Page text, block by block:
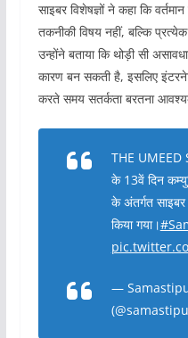
साइबर विशेषज्ञों ने कहा कि
तकनीकी विषय नहीं, बल्कि
उन्होंने बताया कि थोड़ी सी
कारण बन सकती है, इसलिए
करते समय सतर्कता बरतना
THE
के 13वें दिन
के अंतर्गत
किया गया।
—